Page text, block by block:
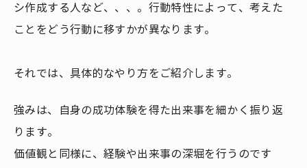
シ作成する人など、、、。行動特性によって、考えた
ことをどう行動に移すかが異なります。
それでは、具体的なやり方をご紹介します。
強みは、自身の成功体験を得た出来事を細かく振り返
ります。
価値観と同様に、経験や出来事の深堀を行うのです